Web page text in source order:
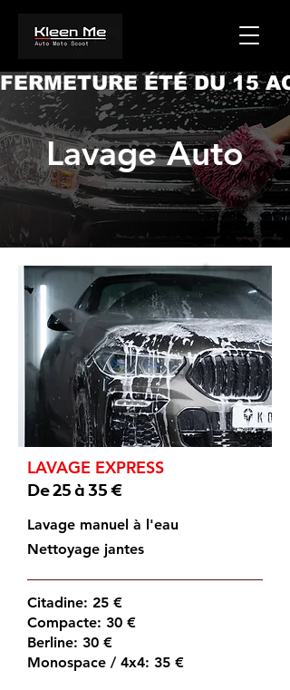
FERMETURE ÉTÉ DU 15
Lavage Auto
LAVAGE EXPRESS
De 25 à 35 €
Lavage manuel à l'eau
Nettoyage jantes
Citadine: 25 €
Compacte: 30 €
Berline: 30 €
Monospace / 4x4: 35 €